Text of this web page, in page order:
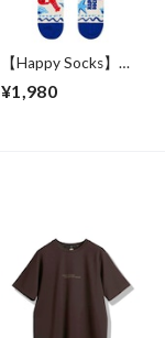
【Happy Socks】
Seafood
¥1,980